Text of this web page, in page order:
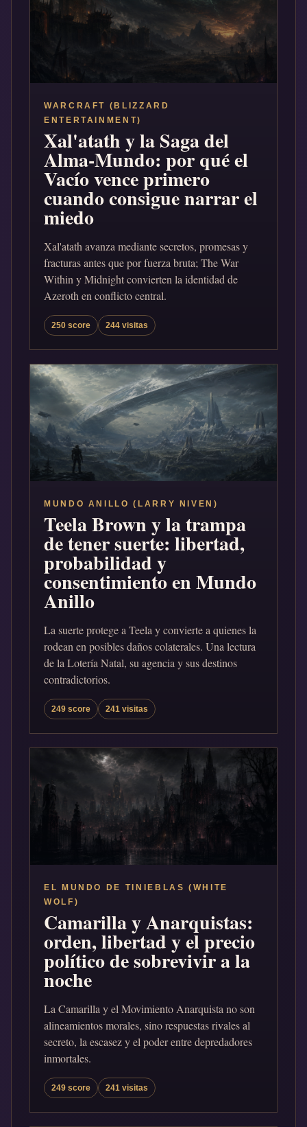
WARCRAFT (BLIZZARD
ENTERTAINMENT)
Xal'atath y la Saga del
Alma-Mundo: por qué el
Vacío vence primero
cuando consigue narrar el
miedo
Xal'atath avanza mediante secretos, promesas y
fracturas antes que por fuerza bruta; The War
Within y Midnight convierten la identidad de
Azeroth en conflicto central.
250 score 244 visitas
MUNDO ANILLO (LARRY NIVEN)
Teela Brown y la trampa
de tener suerte: libertad,
probabilidad y
consentimiento en Mundo
Anillo
La suerte protege a Teela y convierte a quienes la
rodean en posibles daños colaterales. Una lectura
de la Lotería Natal, su agencia y sus destinos
contradictorios.
249 score 241 visitas
EL MUNDO DE TINIEBLAS (WHITE
WOLF)
Camarilla y Anarquistas:
orden, libertad y el precio
político de sobrevivir a la
noche
La Camarilla y el Movimiento Anarquista no son
alineamientos morales, sino respuestas rivales al
secreto, la escasez y el poder entre depredadores
inmortales.
249 score 241 visitas